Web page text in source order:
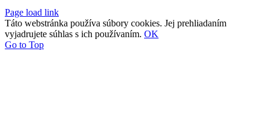
Page load link
Táto webstránka používa súbory cookies. Jej prehliadaním
vyjadrujete súhlas s ich používaním. OK
Go to Top